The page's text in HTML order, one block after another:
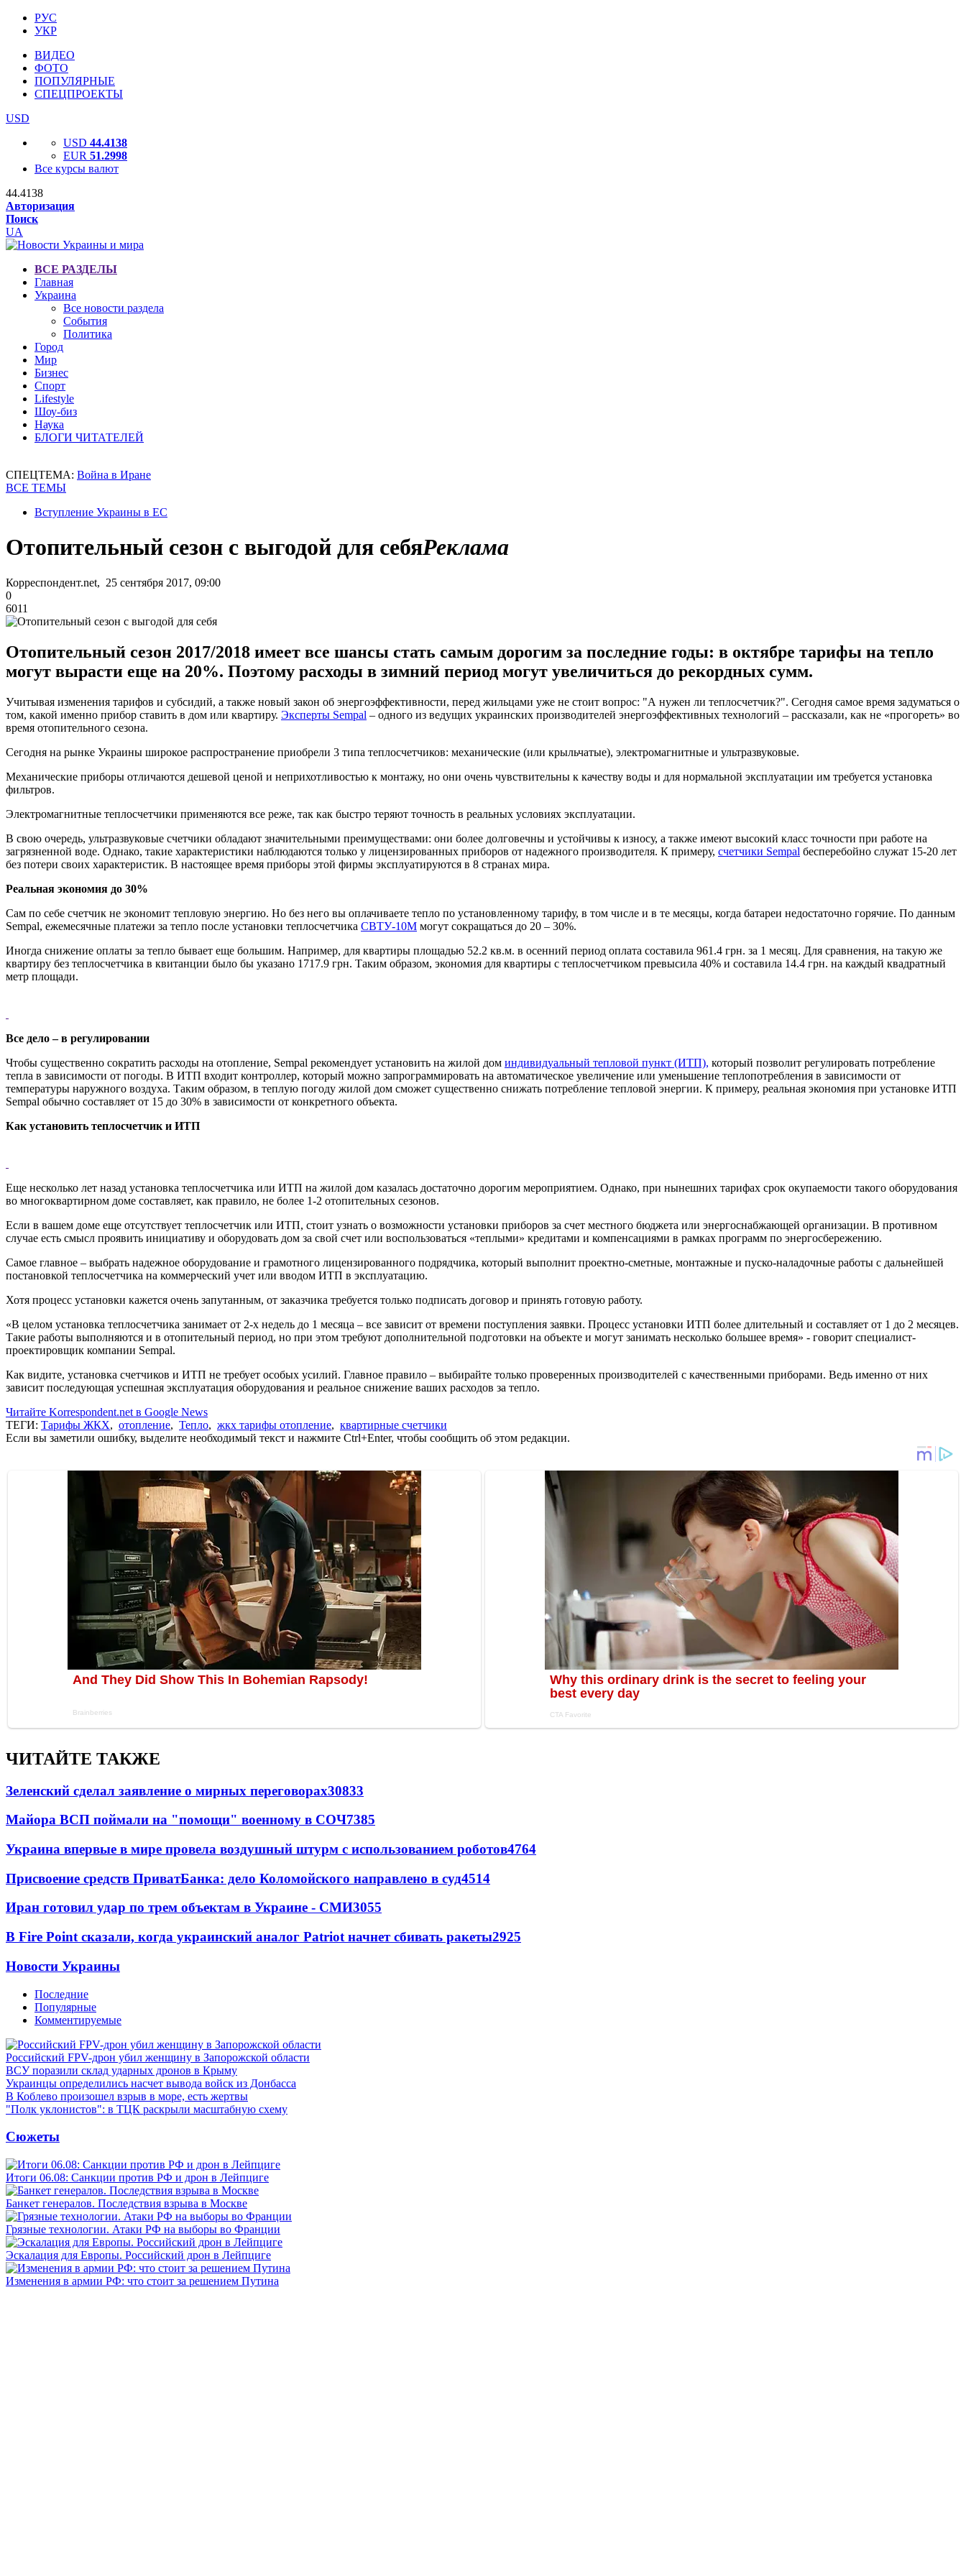
РУС
УКР
ВИДЕО
ФОТО
ПОПУЛЯРНЫЕ
СПЕЦПРОЕКТЫ
USD
USD 44.4138
EUR 51.2998
Все курсы валют
44.4138
Авторизация
Поиск
UA
ВСЕ РАЗДЕЛЫ
Главная
Украина
Все новости раздела
События
Политика
Город
Мир
Бизнес
Спорт
Lifestyle
Шоу-биз
Наука
БЛОГИ ЧИТАТЕЛЕЙ
СПЕЦТЕМА: Война в Иране
ВСЕ ТЕМЫ
Вступление Украины в ЕС
Отопительный сезон с выгодой для себяРеклама
Корреспондент.net, 25 сентября 2017, 09:00
0
6011
Отопительный сезон 2017/2018 имеет все шансы стать самым дорогим за последние годы: в октябре тарифы на тепло
могут вырасти еще на 20%. Поэтому расходы в зимний период могут увеличиться до рекордных сумм.
Учитывая изменения тарифов и субсидий, а также новый закон об энергоэффективности, перед жильцами уже не стоит вопрос: "А нужен ли теплосчетчик?". Сегодня самое время задуматься о
том, какой именно прибор ставить в дом или квартиру. Эксперты Sempal – одного из ведущих украинских производителей энергоэффективных технологий – рассказали, как не «прогореть» во
время отопительного сезона.
Сегодня на рынке Украины широкое распространение приобрели 3 типа теплосчетчиков: механические (или крыльчатые), электромагнитные и ультразвуковые.
Механические приборы отличаются дешевой ценой и неприхотливостью к монтажу, но они очень чувствительны к качеству воды и для нормальной эксплуатации им требуется установка
фильтров.
Электромагнитные теплосчетчики применяются все реже, так как быстро теряют точность в реальных условиях эксплуатации.
В свою очередь, ультразвуковые счетчики обладают значительными преимуществами: они более долговечны и устойчивы к износу, а также имеют высокий класс точности при работе на
загрязненной воде. Однако, такие характеристики наблюдаются только у лицензированных приборов от надежного производителя. К примеру, счетчики Sempal бесперебойно служат 15-20 лет
без потери своих характеристик. В настоящее время приборы этой фирмы эксплуатируются в 8 странах мира.
Реальная экономия до 30%
Сам по себе счетчик не экономит тепловую энергию. Но без него вы оплачиваете тепло по установленному тарифу, в том числе и в те месяцы, когда батареи недостаточно горячие. По данным
Sempal, ежемесячные платежи за тепло после установки теплосчетчика СВТУ-10М могут сокращаться до 20 – 30%.
Иногда снижение оплаты за тепло бывает еще большим. Например, для квартиры площадью 52.2 кв.м. в осенний период оплата составила 961.4 грн. за 1 месяц. Для сравнения, на такую же
квартиру без теплосчетчика в квитанции было бы указано 1717.9 грн. Таким образом, экономия для квартиры с теплосчетчиком превысила 40% и составила 14.4 грн. на каждый квадратный
метр площади.
Все дело – в регулировании
Чтобы существенно сократить расходы на отопление, Sempal рекомендует установить на жилой дом индивидуальный тепловой пункт (ИТП), который позволит регулировать потребление
тепла в зависимости от погоды. В ИТП входит контроллер, который можно запрограммировать на автоматическое увеличение или уменьшение теплопотребления в зависимости от
температуры наружного воздуха. Таким образом, в теплую погоду жилой дом сможет существенно снижать потребление тепловой энергии. К примеру, реальная экономия при установке ИТП
Sempal обычно составляет от 15 до 30% в зависимости от конкретного объекта.
Как установить теплосчетчик и ИТП
Еще несколько лет назад установка теплосчетчика или ИТП на жилой дом казалась достаточно дорогим мероприятием. Однако, при нынешних тарифах срок окупаемости такого оборудования
во многоквартирном доме составляет, как правило, не более 1-2 отопительных сезонов.
Если в вашем доме еще отсутствует теплосчетчик или ИТП, стоит узнать о возможности установки приборов за счет местного бюджета или энергоснабжающей организации. В противном
случае есть смысл проявить инициативу и оборудовать дом за свой счет или воспользоваться «теплыми» кредитами и компенсациями в рамках программ по энергосбережению.
Самое главное – выбрать надежное оборудование и грамотного лицензированного подрядчика, который выполнит проектно-сметные, монтажные и пуско-наладочные работы с дальнейшей
постановкой теплосчетчика на коммерческий учет или вводом ИТП в эксплуатацию.
Хотя процесс установки кажется очень запутанным, от заказчика требуется только подписать договор и принять готовую работу.
«В целом установка теплосчетчика занимает от 2-х недель до 1 месяца – все зависит от времени поступления заявки. Процесс установки ИТП более длительный и составляет от 1 до 2 месяцев.
Такие работы выполняются и в отопительный период, но при этом требуют дополнительной подготовки на объекте и могут занимать несколько большее время» - говорит специалист-
проектировщик компании Sempal.
Как видите, установка счетчиков и ИТП не требует особых усилий. Главное правило – выбирайте только проверенных производителей с качественными приборами. Ведь именно от них
зависит последующая успешная эксплуатация оборудования и реальное снижение ваших расходов за тепло.
Читайте Korrespondent.net в Google News
ТЕГИ: Тарифы ЖКХ, отопление, Тепло, жкх тарифы отопление, квартирные счетчики
Если вы заметили ошибку, выделите необходимый текст и нажмите Ctrl+Enter, чтобы сообщить об этом редакции.
ЧИТАЙТЕ ТАКЖЕ
Зеленский сделал заявление о мирных переговорах30833
Майора ВСП поймали на "помощи" военному в СОЧ7385
Украина впервые в мире провела воздушный штурм с использованием роботов4764
Присвоение средств ПриватБанка: дело Коломойского направлено в суд4514
Иран готовил удар по трем объектам в Украине - СМИ3055
В Fire Point сказали, когда украинский аналог Patriot начнет сбивать ракеты2925
Новости Украины
Последние
Популярные
Комментируемые
Российский FPV-дрон убил женщину в Запорожской области
ВСУ поразили склад ударных дронов в Крыму
Украинцы определились насчет вывода войск из Донбасса
В Коблево произошел взрыв в море, есть жертвы
"Полк уклонистов": в ТЦК раскрыли масштабную схему
Сюжеты
Итоги 06.08: Санкции против РФ и дрон в Лейпциге
Банкет генералов. Последствия взрыва в Москве
Грязные технологии. Атаки РФ на выборы во Франции
Эскалация для Европы. Российский дрон в Лейпциге
Изменения в армии РФ: что стоит за решением Путина